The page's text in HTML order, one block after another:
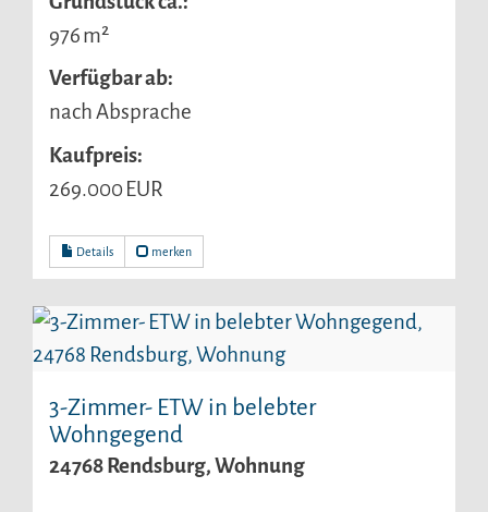
976 m²
Verfügbar ab:
nach Absprache
Kaufpreis:
269.000 EUR
Details merken
3-Zimmer- ETW in belebter
Wohngegend
24768 Rendsburg, Wohnung